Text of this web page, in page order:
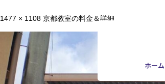
ホーム
1477 × 1108 京都教室の料金＆詳細